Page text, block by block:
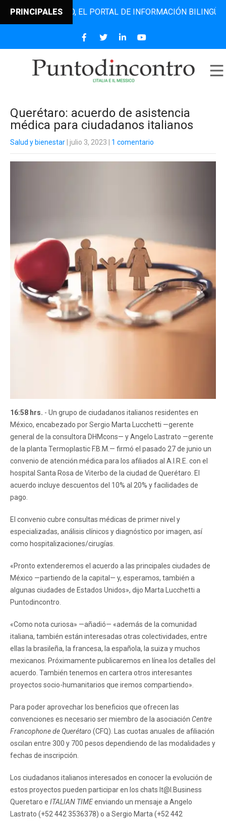
PRINCIPALESEL PORTAL DE INFORMACIÓN BILINGÜE
Querétaro: acuerdo de asistencia
médica para ciudadanos italianos
Salud y bienestar | julio 3, 2023 1 comentario
16:58 hrs. - Un grupo de ciudadanos italianos residentes en
México, encabezado por Sergio Marta Lucchetti —gerente
general de la consultora DHMcons— y Angelo Lastrato —gerente
de la planta Termoplastic F.B.M.— firmó el pasado 27 de junio un
convenio de atención médica para los afiliados al A.I.R.E. con el
hospital Santa Rosa de Viterbo de la ciudad de Querétaro. El
acuerdo incluye descuentos del 10% al 20% y facilidades de
pago.
El convenio cubre consultas médicas de primer nivel y
especializadas, análisis clínicos y diagnóstico por imagen, así
como hospitalizaciones/cirugías.
«Pronto extenderemos el acuerdo a las principales ciudades de
México —partiendo de la capital— y, esperamos, también a
algunas ciudades de Estados Unidos», dijo Marta Lucchetti a
Puntodincontro.
«Como nota curiosa» —añadió— «además de la comunidad
italiana, también están interesadas otras colectividades, entre
ellas la brasileña, la francesa, la española, la suiza y muchos
mexicanos. Próximamente publicaremos en línea los detalles del
acuerdo. También tenemos en cartera otros interesantes
proyectos socio-humanitarios que iremos compartiendo».
Para poder aprovechar los beneficios que ofrecen las
convenciones es necesario ser miembro de la asociación Centre
Francophone de Querétaro (CFQ). Las cuotas anuales de afiliación
oscilan entre 300 y 700 pesos dependiendo de las modalidades y
fechas de inscripción.
Los ciudadanos italianos interesados en conocer la evolución de
estos proyectos pueden participar en los chats It@l.Business
Queretaro e ITALIAN TIMEenviando un mensaje a Angelo
Lastrato (+52 442 3536378) o a Sergio Marta (+52 442